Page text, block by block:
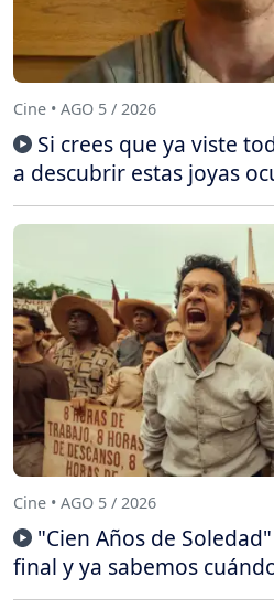
Cine • AGO 5 / 2026
Si crees que ya viste
a descubrir estas joyas
Cine • AGO 5 / 2026
"Cien Años de
final y ya sabemos